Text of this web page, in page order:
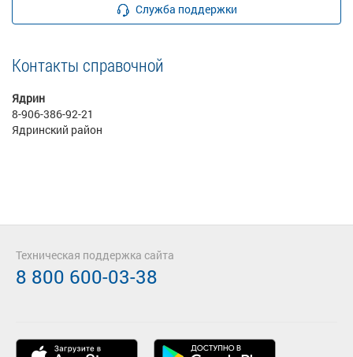
Служба поддержки
Контакты справочной
Ядрин
8-906-386-92-21
Ядринский район
Техническая поддержка сайта
8 800 600-03-38